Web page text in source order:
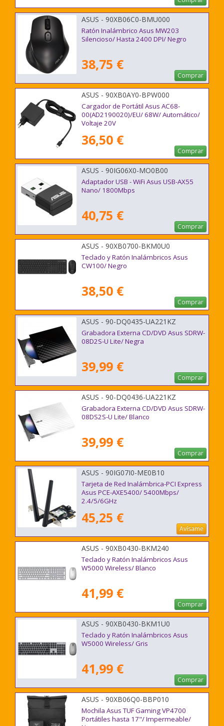
ASUS - 90XB06C0-BMU000
Ratón Inalámbrico Asus MW203
Silencioso/ Hasta 2400 DPI/ Negro
38,75 €
Comprar
ASUS - 90XB0AY0-BPW000
Cargador de Portátil Asus AC68-
00(AD2190020)/EU/ 68W/ Automático/
Voltaje 20V
36,50 €
Comprar
ASUS - 90IG06X0-MO0B00
Adaptador USB - WiFi Asus USB-AX55
Nano/ 1800Mbps
40,75 €
Comprar
ASUS - 90XB0700-BKM0U0
Teclado y Ratón Inalámbricos Asus
CW100/ Negro
38,50 €
Comprar
ASUS - 90-DQ0435-UA221KZ
Grabadora Externa CD/DVD Asus SDRW-
08D2S-U Lite/ Negra
39,99 €
Comprar
ASUS - 90-DQ0436-UA221KZ
Grabadora Externa CD/DVD Asus SDRW-
08DS2S-U Lite/ Blanco
39,99 €
Comprar
ASUS - 90IG07I0-ME0B10
Tarjeta de Red Inalámbrica-PCI Express
Asus PCE-AXE5400/ 5400Mbps/
2.4/5/6GHz
45,25 €
Avísame
ASUS - 90XB0430-BKM240
Teclado y Ratón Inalámbricos Asus
W5000 Wireless/ Blanco
41,99 €
Comprar
ASUS - 90XB0430-BKM1U0
Teclado y Ratón Inalámbricos Asus
W5000 Wireless/ Gris
41,99 €
Comprar
ASUS - 90XB06Q0-BBP010
Mochila Asus TUF Gaming VP4700
Portátiles hasta 17"/ Impermeable/